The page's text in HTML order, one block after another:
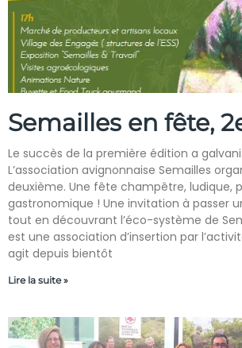
Semailles en fête,
Le succès de la première édition a
L’association avignonnaise Semailles
deuxième. Une fête champêtre, ludique,
gastronomique ! Une invitation à passer
tout en découvrant l’éco-système de
est une association d’insertion par
agit depuis bientôt
Lire la suite »